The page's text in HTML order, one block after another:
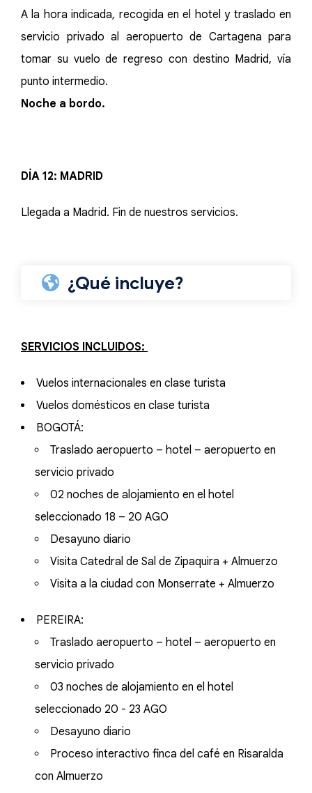
A la hora indicada, recogida en el hotel y traslado en
servicio privado al aeropuerto de Cartagena para
tomar su vuelo de regreso con destino Madrid, vía
punto intermedio.
Noche a bordo.
DÍA 12: MADRID
Llegada a Madrid. Fin de nuestros servicios.
¿Qué incluye?
SERVICIOS INCLUIDOS:
Vuelos internacionales en clase turista
Vuelos domésticos en clase turista
BOGOTÁ:
Traslado aeropuerto – hotel – aeropuerto en
servicio privado
02 noches de alojamiento en el hotel
seleccionado 18 – 20 AGO
Desayuno diario
Visita Catedral de Sal de Zipaquira + Almuerzo
Visita a la ciudad con Monserrate + Almuerzo
PEREIRA:
Traslado aeropuerto – hotel – aeropuerto en
servicio privado
03 noches de alojamiento en el hotel
seleccionado 20 - 23 AGO
Desayuno diario
Proceso interactivo finca del café en Risaralda
con Almuerzo